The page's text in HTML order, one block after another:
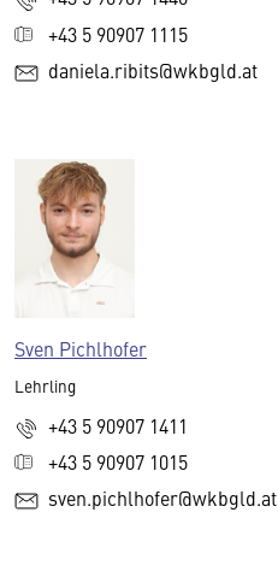
+43 5 90907 1115
daniela.ribits@wkbgld.at
Sven Pichlhofer
Lehrling
+43 5 90907 1411
+43 5 90907 1015
sven.pichlhofer@wkbgld.at